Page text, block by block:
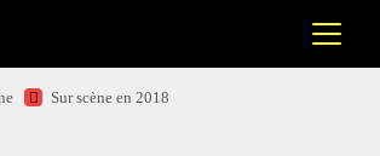
Sur scène en 2018